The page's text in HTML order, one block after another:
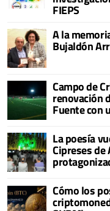
FIEPS
A la
Bujaldón
Campo de
renovación
Fuente con
La poesía
Cipreses de
Cómo los